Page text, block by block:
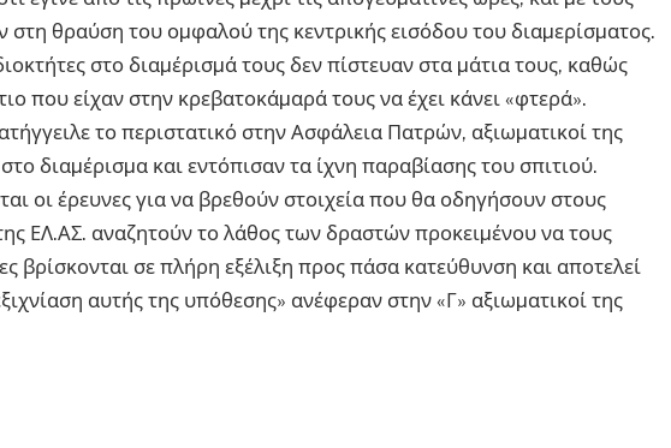
θραύση του οµφαλού της κεντρικής εισόδου του διαµερίσµατος.
στο διαµέρισµά τους δεν πίστευαν στα µάτια τους, καθώς
που είχαν στην κρεβατοκάµαρά τους να έχει κάνει «φτερά».
το περιστατικό στην Ασφάλεια Πατρών, αξιωµατικοί της
διαµέρισµα και εντόπισαν τα ίχνη παραβίασης του σπιτιού.
οι έρευνες για να βρεθούν στοιχεία που θα οδηγήσουν στους
ΕΛ.ΑΣ. αναζητούν το λάθος των δραστών προκειµένου να τους
βρίσκονται σε πλήρη εξέλιξη προς πάσα κατεύθυνση και αποτελεί
αυτής της υπόθεσης» ανέφεραν στην «Γ» αξιωµατικοί της